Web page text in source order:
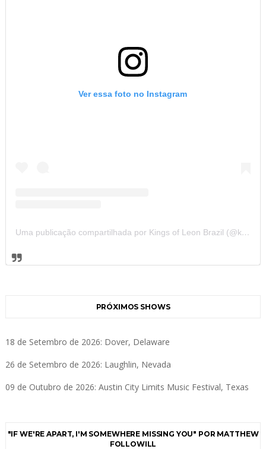
Ver essa foto no Instagram
Uma publicação compartilhada por Kings of Leon Brazil (@kolbrazil)
PRÓXIMOS SHOWS
18 de Setembro de 2026: Dover, Delaware
26 de Setembro de 2026: Laughlin, Nevada
09 de Outubro de 2026: Austin City Limits Music Festival, Texas
"IF WE'RE APART, I'M SOMEWHERE MISSING YOU" POR MATTHEW
FOLLOWILL